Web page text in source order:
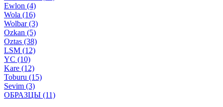
Ewlon (4)
Wola (16)
Wolbar (3)
Ozkan (5)
Oztas (38)
LSM (12)
YC (10)
Kare (12)
Toburu (15)
Sevim (3)
ОБРАЗЦЫ (11)